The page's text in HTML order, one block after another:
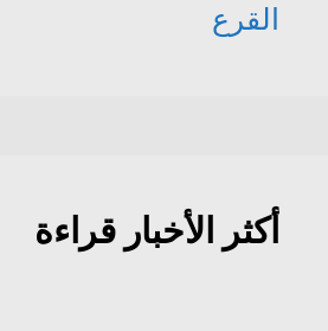
القرع
أكثر الأخبار قراءة